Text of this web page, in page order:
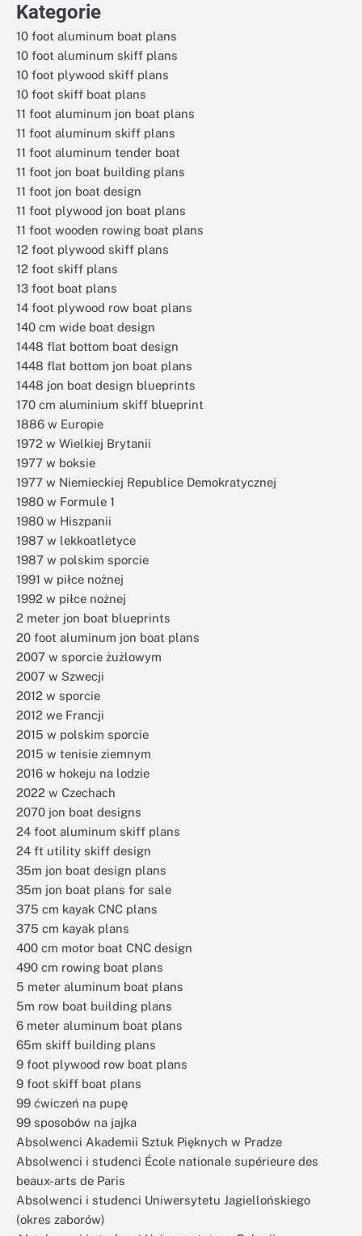
Kategorie
10 foot aluminum boat plans
10 foot aluminum skiff plans
10 foot plywood skiff plans
10 foot skiff boat plans
11 foot aluminum jon boat plans
11 foot aluminum skiff plans
11 foot aluminum tender boat
11 foot jon boat building plans
11 foot jon boat design
11 foot plywood jon boat plans
11 foot wooden rowing boat plans
12 foot plywood skiff plans
12 foot skiff plans
13 foot boat plans
14 foot plywood row boat plans
140 cm wide boat design
1448 flat bottom boat design
1448 flat bottom jon boat plans
1448 jon boat design blueprints
170 cm aluminium skiff blueprint
1886 w Europie
1972 w Wielkiej Brytanii
1977 w boksie
1977 w Niemieckiej Republice Demokratycznej
1980 w Formule 1
1980 w Hiszpanii
1987 w lekkoatletyce
1987 w polskim sporcie
1991 w piłce nożnej
1992 w piłce nożnej
2 meter jon boat blueprints
20 foot aluminum jon boat plans
2007 w sporcie żużlowym
2007 w Szwecji
2012 w sporcie
2012 we Francji
2015 w polskim sporcie
2015 w tenisie ziemnym
2016 w hokeju na lodzie
2022 w Czechach
2070 jon boat designs
24 foot aluminum skiff plans
24 ft utility skiff design
35m jon boat design plans
35m jon boat plans for sale
375 cm kayak CNC plans
375 cm kayak plans
400 cm motor boat CNC design
490 cm rowing boat plans
5 meter aluminum boat plans
5m row boat building plans
6 meter aluminum boat plans
65m skiff building plans
9 foot plywood row boat plans
9 foot skiff boat plans
99 ćwiczeń na pupę
99 sposobów na jajka
Absolwenci Akademii Sztuk Pięknych w Pradze
Absolwenci i studenci École nationale supérieure des
beaux-arts de Paris
Absolwenci i studenci Uniwersytetu Jagiellońskiego
(okres zaborów)